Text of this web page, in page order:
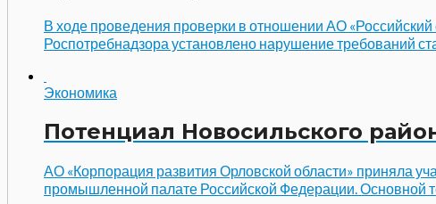
В ходе проведения проверки в отношении АО
Роспотребнадзора установлено нарушение требований
Экономика
Потенциал Новосильского
АО «Корпорация развития Орловской области» приняла
промышленной палате Российской Федерации. Основной